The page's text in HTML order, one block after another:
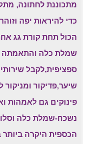
מתכוננת לחתונה,
כדי להיראות יפה
הכול תחת קורת גג
שמלת כלה והתאמתה
ספציפית,לקבל
שיער,פדיקור ומניקור
פינוקים גם לאמהות
נשכח-שמלת כלה
הכספית היקרה ביותר